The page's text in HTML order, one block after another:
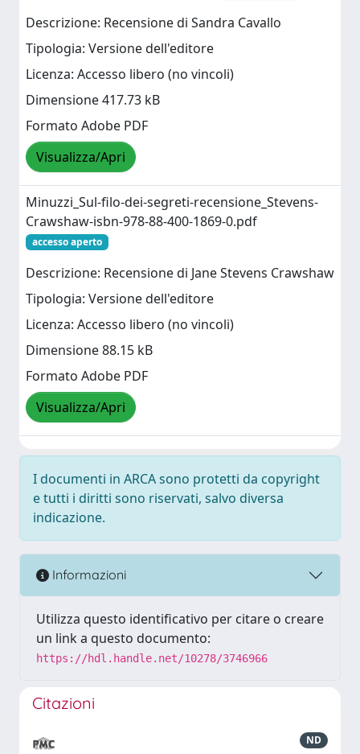
Descrizione: Recensione di Sandra Cavallo
Tipologia: Versione dell'editore
Licenza: Accesso libero (no vincoli)
Dimensione 417.73 kB
Formato Adobe PDF
Visualizza/Apri
Minuzzi_Sul-filo-dei-segreti-recensione_Stevens-
Crawshaw-isbn-978-88-400-1869-0.pdf
accesso aperto
Descrizione: Recensione di Jane Stevens Crawshaw
Tipologia: Versione dell'editore
Licenza: Accesso libero (no vincoli)
Dimensione 88.15 kB
Formato Adobe PDF
Visualizza/Apri
I documenti in ARCA sono protetti da copyright
e tutti i diritti sono riservati, salvo diversa
indicazione.
Informazioni
Utilizza questo identificativo per citare o creare
un link a questo documento:
https://hdl.handle.net/10278/3746966
Citazioni
ND